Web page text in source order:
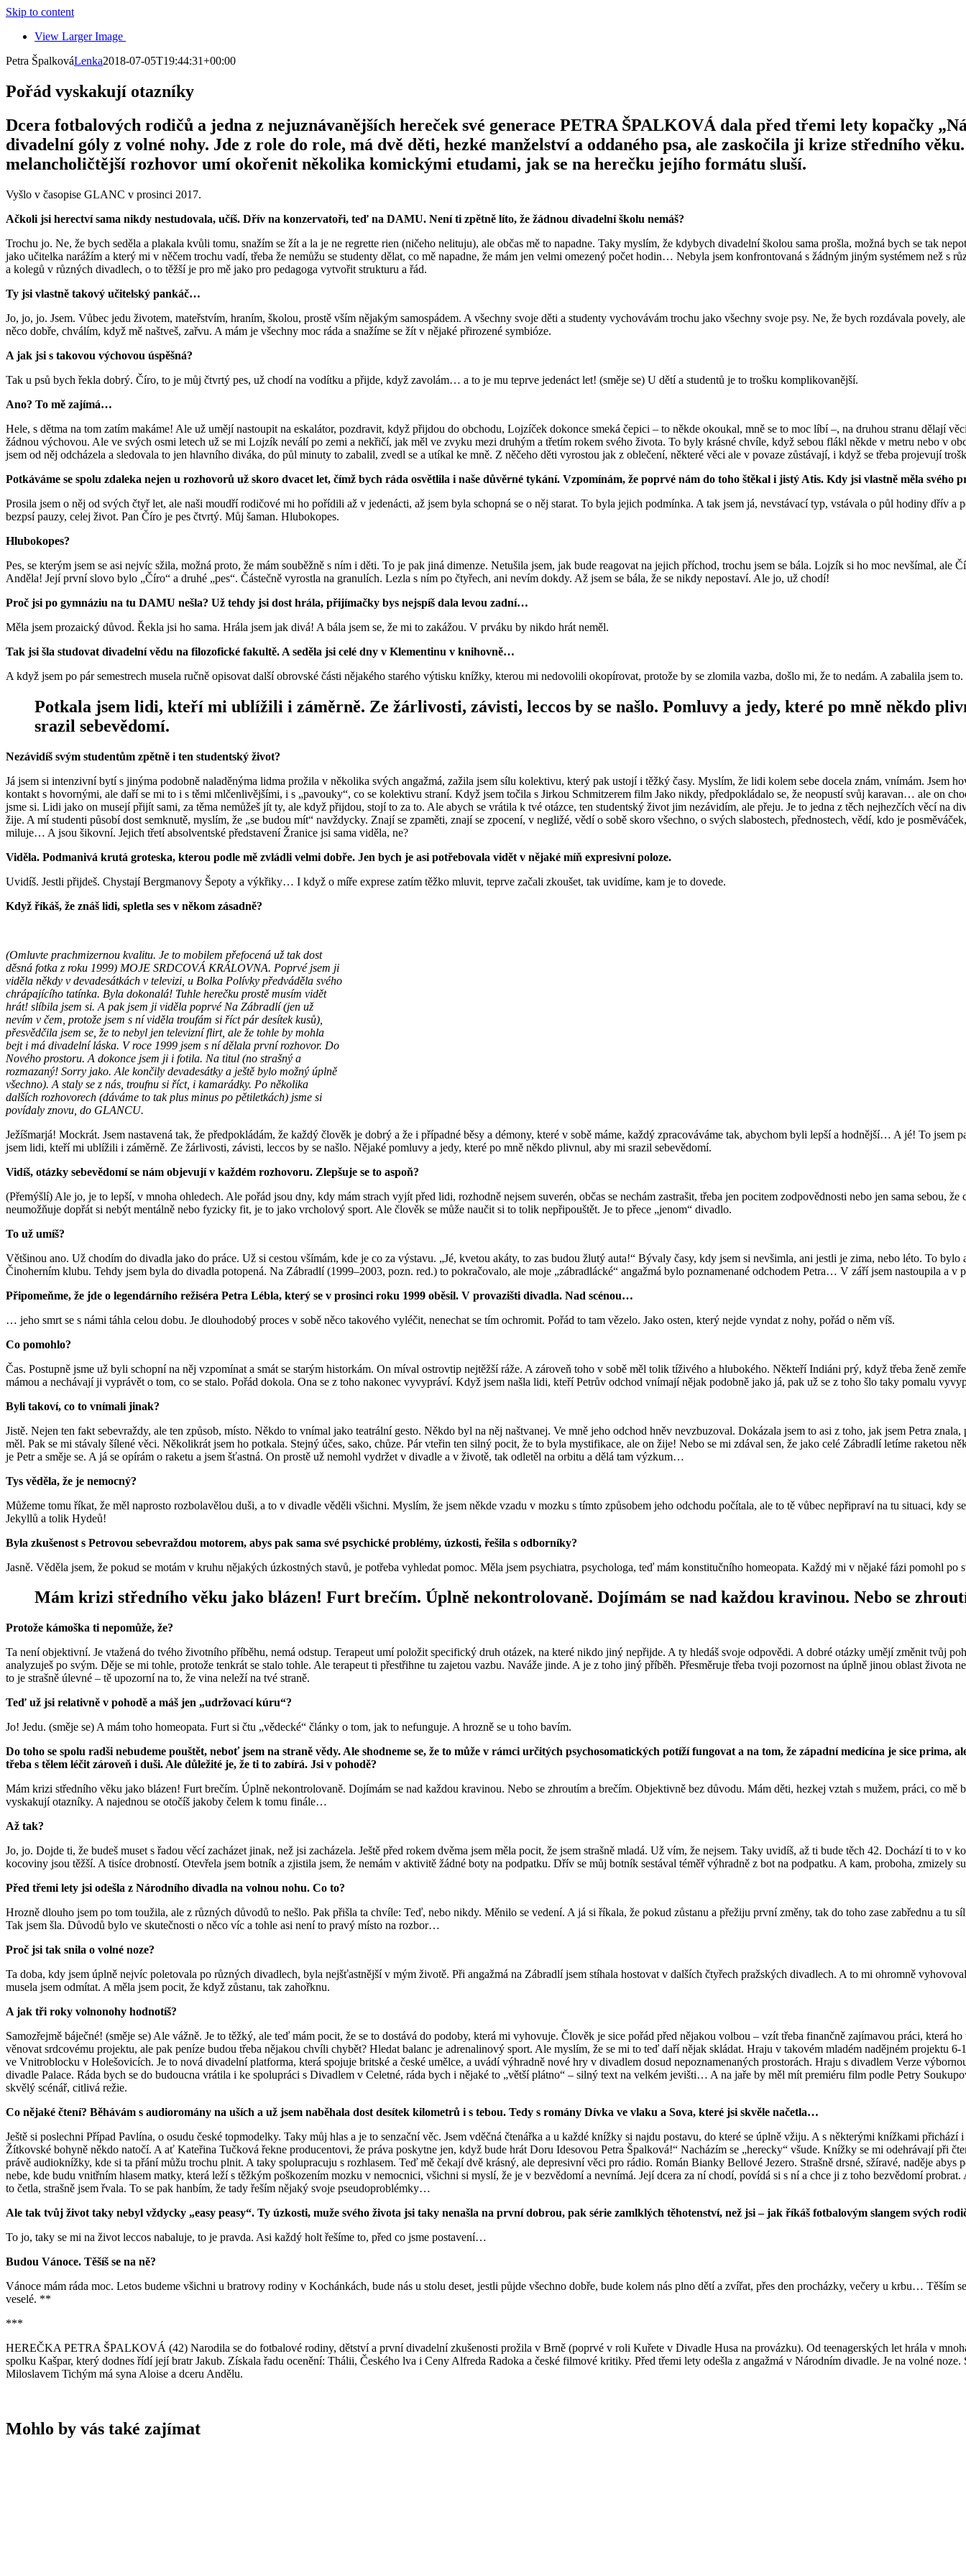
Skip to content
View Larger Image
Petra ŠpalkováLenka2018-07-05T19:44:31+00:00
Pořád vyskakují otazníky
Dcera fotbalových rodičů a jedna z nejuznávanějších hereček své generace PETRA ŠPALKOVÁ dala před třemi lety kopačky
divadelní góly z volné nohy. Jde z role do role, má dvě děti, hezké manželství a oddaného psa, ale zaskočila ji krize středního
melancholičtější rozhovor umí okořenit několika komickými etudami, jak se na herečku jejího formátu sluší.
Vyšlo v časopise GLANC v prosinci 2017.
Ačkoli jsi herectví sama nikdy nestudovala, učíš. Dřív na konzervatoři, teď na DAMU. Není ti zpětně líto, že žádnou divadelní školu nemáš?
Trochu jo. Ne, že bych seděla a plakala kvůli tomu, snažím se žít a la je ne regrette rien (ničeho nelituju), ale občas mě to napadne. Taky myslím, že kdybych divadelní školou sama prošla, možná bych se tak
jako učitelka narážím a který mi v něčem trochu vadí, třeba že nemůžu se studenty dělat, co mě napadne, že mám jen velmi omezený počet hodin… Nebyla jsem konfrontovaná s žádným jiným systémem než s
a kolegů v různých divadlech, o to těžší je pro mě jako pro pedagoga vytvořit strukturu a řád.
Ty jsi vlastně takový učitelský pankáč…
Jo, jo, jo. Jsem. Vůbec jedu životem, mateřstvím, hraním, školou, prostě vším nějakým samospádem. A všechny svoje děti a studenty vychovávám trochu jako všechny svoje psy. Ne, že bych rozdávala povely,
něco dobře, chválím, když mě naštveš, zařvu. A mám je všechny moc ráda a snažíme se žít v nějaké přirozené symbióze.
A jak jsi s takovou výchovou úspěšná?
Tak u psů bych řekla dobrý. Číro, to je můj čtvrtý pes, už chodí na vodítku a přijde, když zavolám… a to je mu teprve jedenáct let! (směje se) U dětí a studentů je to trošku komplikovanější.
Ano? To mě zajímá…
Hele, s dětma na tom zatím makáme! Ale už umějí nastoupit na eskalátor, pozdravit, když přijdou do obchodu, Lojzíček dokonce smeká čepici – to někde okoukal, mně se to moc líbí –, na druhou stranu dělají
žádnou výchovou. Ale ve svých osmi letech už se mi Lojzík neválí po zemi a nekřičí, jak měl ve zvyku mezi druhým a třetím rokem svého života. To byly krásné chvíle, když sebou flákl někde v metru nebo v
jsem od něj odcházela a sledovala to jen hlavního diváka, do půl minuty to zabalil, zvedl se a utíkal ke mně. Z něčeho děti vyrostou jak z oblečení, některé věci ale v povaze zůstávají, i když se třeba projevují
Potkáváme se spolu zdaleka nejen u rozhovorů už skoro dvacet let, čímž bych ráda osvětlila i naše důvěrné tykání. Vzpomínám, že poprvé nám do toho štěkal i jistý Atis. Kdy jsi vlastně měla svého
Prosila jsem o něj od svých čtyř let, ale naši moudří rodičové mi ho pořídili až v jedenácti, až jsem byla schopná se o něj starat. To byla jejich podmínka. A tak jsem já, nevstávací typ, vstávala o půl hodiny dřív a
bezpsí pauzy, celej život. Pan Číro je pes čtvrtý. Můj šaman. Hlubokopes.
Hlubokopes?
Pes, se kterým jsem se asi nejvíc sžila, možná proto, že mám souběžně s ním i děti. To je pak jiná dimenze. Netušila jsem, jak bude reagovat na jejich příchod, trochu jsem se bála. Lojzík si ho moc nevšímal, ale
Anděla! Její první slovo bylo „Číro“ a druhé „pes“. Částečně vyrostla na granulích. Lezla s ním po čtyřech, ani nevím dokdy. Až jsem se bála, že se nikdy nepostaví. Ale jo, už chodí!
Proč jsi po gymnáziu na tu DAMU nešla? Už tehdy jsi dost hrála, přijímačky bys nejspíš dala levou zadní…
Měla jsem prozaický důvod. Řekla jsi ho sama. Hrála jsem jak divá! A bála jsem se, že mi to zakážou. V prváku by nikdo hrát neměl.
Tak jsi šla studovat divadelní vědu na filozofické fakultě. A seděla jsi celé dny v Klementinu v knihovně…
A když jsem po pár semestrech musela ručně opisovat další obrovské části nějakého starého výtisku knížky, kterou mi nedovolili okopírovat, protože by se zlomila vazba, došlo mi, že to nedám. A zabalila jsem
Potkala jsem lidi, kteří mi ublížili i záměrně. Ze žárlivosti, závisti, leccos by se našlo. Pomluvy a jedy, které po mně někdo
srazil sebevědomí.
Nezávidíš svým studentům zpětně i ten studentský život?
Já jsem si intenzivní bytí s jinýma podobně naladěnýma lidma prožila v několika svých angažmá, zažila jsem sílu kolektivu, který pak ustojí i těžký časy. Myslím, že lidi kolem sebe docela znám, vnímám. Jsem
kontakt s hovornými, ale daří se mi to i s těmi mlčenlivějšími, i s „pavouky“, co se kolektivu straní. Když jsem točila s Jirkou Schmitzerem film Jako nikdy, předpokládalo se, že neopustí svůj karavan… ale on
jsme si. Lidi jako on musejí přijít sami, za těma nemůžeš jít ty, ale když přijdou, stojí to za to. Ale abych se vrátila k tvé otázce, ten studentský život jim nezávidím, ale přeju. Je to jedna z těch nejhezčích věcí na
žije. A mí studenti působí dost semknutě, myslím, že „se budou mít“ navždycky. Znají se zpaměti, znají se zpocení, v negližé, vědí o sobě skoro všechno, o svých slabostech, přednostech, vědí, kdo je
miluje… A jsou šikovní. Jejich třetí absolventské představení Žranice jsi sama viděla, ne?
Viděla. Podmanivá krutá groteska, kterou podle mě zvládli velmi dobře. Jen bych je asi potřebovala vidět v nějaké míň expresivní poloze.
Uvidíš. Jestli přijdeš. Chystají Bergmanovy Šepoty a výkřiky… I když o míře exprese zatím těžko mluvit, teprve začali zkoušet, tak uvidíme, kam je to dovede.
Když říkáš, že znáš lidi, spletla ses v někom zásadně?
(Omluvte prachmizernou kvalitu. Je to mobilem přefocená už tak dost
děsná fotka z roku 1999) MOJE SRDCOVÁ KRÁLOVNA. Poprvé jsem ji
viděla někdy v devadesátkách v televizi, u Bolka Polívky předváděla svého
chrápajícího tatínka. Byla dokonalá! Tuhle herečku prostě musím vidět
hrát! slíbila jsem si. A pak jsem ji viděla poprvé Na Zábradlí (jen už
nevím v čem, protože jsem s ní viděla troufám si říct pár desítek kusů),
přesvědčila jsem se, že to nebyl jen televizní flirt, ale že tohle by mohla
bejt i má divadelní láska. V roce 1999 jsem s ní dělala první rozhovor. Do
Nového prostoru. A dokonce jsem ji i fotila. Na titul (no strašný a
rozmazaný! Sorry jako. Ale končily devadesátky a ještě bylo možný úplně
všechno). A staly se z nás, troufnu si říct, i kamarádky. Po několika
dalších rozhovorech (dáváme to tak plus minus po pětiletkách) jsme si
povídaly znovu, do GLANCU.
Ježíšmarjá! Mockrát. Jsem nastavená tak, že předpokládám, že každý člověk je dobrý a že i případné běsy a démony, které v sobě máme, každý zpracováváme tak, abychom byli lepší a hodnější… A jé! To jsem
jsem lidi, kteří mi ublížili i záměrně. Ze žárlivosti, závisti, leccos by se našlo. Nějaké pomluvy a jedy, které po mně někdo plivnul, aby mi srazil sebevědomí.
Vidíš, otázky sebevědomí se nám objevují v každém rozhovoru. Zlepšuje se to aspoň?
(Přemýšlí) Ale jo, je to lepší, v mnoha ohledech. Ale pořád jsou dny, kdy mám strach vyjít před lidi, rozhodně nejsem suverén, občas se nechám zastrašit, třeba jen pocitem zodpovědnosti nebo jen sama sebou, že
neumožňuje dopřát si nebýt mentálně nebo fyzicky fit, je to jako vrcholový sport. Ale člověk se může naučit si to tolik nepřipouštět. Je to přece „jenom“ divadlo.
To už umíš?
Většinou ano. Už chodím do divadla jako do práce. Už si cestou všímám, kde je co za výstavu. „Jé, kvetou akáty, to zas budou žlutý auta!“ Bývaly časy, kdy jsem si nevšimla, ani jestli je zima, nebo léto. To bylo
Činoherním klubu. Tehdy jsem byla do divadla potopená. Na Zábradlí (1999–2003, pozn. red.) to pokračovalo, ale moje „zábradlácké“ angažmá bylo poznamenané odchodem Petra… V září jsem nastoupila a v
Připomeňme, že jde o legendárního režiséra Petra Lébla, který se v prosinci roku 1999 oběsil. V provazišti divadla. Nad scénou…
… jeho smrt se s námi táhla celou dobu. Je dlouhodobý proces v sobě něco takového vyléčit, nenechat se tím ochromit. Pořád to tam vězelo. Jako osten, který nejde vyndat z nohy, pořád o něm víš.
Co pomohlo?
Čas. Postupně jsme už byli schopní na něj vzpomínat a smát se starým historkám. On míval ostrovtip nejtěžší ráže. A zároveň toho v sobě měl tolik tíživého a hlubokého. Někteří Indiáni prý, když třeba ženě
mámou a nechávají ji vyprávět o tom, co se stalo. Pořád dokola. Ona se z toho nakonec vyvypráví. Když jsem našla lidi, kteří Petrův odchod vnímají nějak podobně jako já, pak už se z toho šlo taky pomalu
Byli takoví, co to vnímali jinak?
Jistě. Nejen ten fakt sebevraždy, ale ten způsob, místo. Někdo to vnímal jako teatrální gesto. Někdo byl na něj naštvanej. Ve mně jeho odchod hněv nevzbuzoval. Dokázala jsem to asi z toho, jak jsem Petra
měl. Pak se mi stávaly šílené věci. Několikrát jsem ho potkala. Stejný účes, sako, chůze. Pár vteřin ten silný pocit, že to byla mystifikace, ale on žije! Nebo se mi zdával sen, že jako celé Zábradlí letíme raketou
je Petr a směje se. A já se opírám o raketu a jsem šťastná. On prostě už nemohl vydržet v divadle a v životě, tak odletěl na orbitu a dělá tam výzkum…
Tys věděla, že je nemocný?
Můžeme tomu říkat, že měl naprosto rozbolavělou duši, a to v divadle věděli všichni. Myslím, že jsem někde vzadu v mozku s tímto způsobem jeho odchodu počítala, ale to tě vůbec nepřipraví na tu situaci, kdy
Jekyllů a tolik Hydeů!
Byla zkušenost s Petrovou sebevraždou motorem, abys pak sama své psychické problémy, úzkosti, řešila s odborníky?
Jasně. Věděla jsem, že pokud se motám v kruhu nějakých úzkostných stavů, je potřeba vyhledat pomoc. Měla jsem psychiatra, psychologa, teď mám konstitučního homeopata. Každý mi v nějaké fázi pomohl po
Mám krizi středního věku jako blázen! Furt brečím. Úplně nekontrolovaně. Dojímám se nad každou kravinou. Nebo se
Protože kámoška ti nepomůže, že?
Ta není objektivní. Je vtažená do tvého životního příběhu, nemá odstup. Terapeut umí položit specifický druh otázek, na které nikdo jiný nepřijde. A ty hledáš svoje odpovědi. A dobré otázky umějí změnit tvůj
analyzuješ po svým. Děje se mi tohle, protože tenkrát se stalo tohle. Ale terapeut ti přestřihne tu zajetou vazbu. Naváže jinde. A je z toho jiný příběh. Přesměruje třeba tvoji pozornost na úplně jinou oblast života
to je strašně úlevné – tě upozorní na to, že vina neleží na tvé straně.
Teď už jsi relativně v pohodě a máš jen „udržovací kúru“?
Jo! Jedu. (směje se) A mám toho homeopata. Furt si čtu „vědecké“ články o tom, jak to nefunguje. A hrozně se u toho bavím.
Do toho se spolu radši nebudeme pouštět, neboť jsem na straně vědy. Ale shodneme se, že to může v rámci určitých psychosomatických potíží fungovat a na tom, že západní medicína je sice prima,
třeba s tělem léčit zároveň i duši. Ale důležité je, že ti to zabírá. Jsi v pohodě?
Mám krizi středního věku jako blázen! Furt brečím. Úplně nekontrolovaně. Dojímám se nad každou kravinou. Nebo se zhroutím a brečím. Objektivně bez důvodu. Mám děti, hezkej vztah s mužem, práci, co mě
vyskakují otazníky. A najednou se otočíš jakoby čelem k tomu finále…
Až tak?
Jo, jo. Dojde ti, že budeš muset s řadou věcí zacházet jinak, než jsi zacházela. Ještě před rokem dvěma jsem měla pocit, že jsem strašně mladá. Už vím, že nejsem. Taky uvidíš, až ti bude těch 42. Dochází ti to v
kocoviny jsou těžší. A tisíce drobností. Otevřela jsem botník a zjistila jsem, že nemám v aktivitě žádné boty na podpatku. Dřív se můj botník sestával téměř výhradně z bot na podpatku. A kam, proboha, zmizely
Před třemi lety jsi odešla z Národního divadla na volnou nohu. Co to?
Hrozně dlouho jsem po tom toužila, ale z různých důvodů to nešlo. Pak přišla ta chvíle: Teď, nebo nikdy. Měnilo se vedení. A já si říkala, že pokud zůstanu a přežiju první změny, tak do toho zase zabřednu a tu
Tak jsem šla. Důvodů bylo ve skutečnosti o něco víc a tohle asi není to pravý místo na rozbor…
Proč jsi tak snila o volné noze?
Ta doba, kdy jsem úplně nejvíc poletovala po různých divadlech, byla nejšťastnější v mým životě. Při angažmá na Zábradlí jsem stíhala hostovat v dalších čtyřech pražských divadlech. A to mi ohromně
musela jsem odmítat. A měla jsem pocit, že když zůstanu, tak zahořknu.
A jak tři roky volnonohy hodnotíš?
Samozřejmě báječné! (směje se) Ale vážně. Je to těžký, ale teď mám pocit, že se to dostává do podoby, která mi vyhovuje. Člověk je sice pořád před nějakou volbou – vzít třeba finančně zajímavou práci, která
věnovat srdcovému projektu, ale pak peníze budou třeba nějakou chvíli chybět? Hledat balanc je adrenalinový sport. Ale myslím, že se mi to teď daří nějak skládat. Hraju v takovém mladém nadějném projektu 6-
ve Vnitroblocku v Holešovicích. Je to nová divadelní platforma, která spojuje britské a české umělce, a uvádí výhradně nové hry v divadlem dosud nepoznamenaných prostorách. Hraju s divadlem Verze
divadle Palace. Ráda bych se do budoucna vrátila i ke spolupráci s Divadlem v Celetné, ráda bych i nějaké to „větší plátno“ – silný text na velkém jevišti… A na jaře by měl mít premiéru film podle Petry
skvělý scénář, citlivá režie.
Co nějaké čtení? Běhávám s audioromány na uších a už jsem naběhala dost desítek kilometrů i s tebou. Tedy s romány Dívka ve vlaku a Sova, které jsi skvěle načetla…
Ještě si poslechni Případ Pavlína, o osudu české topmodelky. Taky můj hlas a je to senzační věc. Jsem vděčná čtenářka a u každé knížky si najdu postavu, do které se úplně vžiju. A s některými knížkami přichází
Žítkovské bohyně někdo natočí. A ať Kateřina Tučková řekne producentovi, že práva poskytne jen, když bude hrát Doru Idesovou Petra Špalková!“ Nacházím se „herecky“ všude. Knížky se mi odehrávají při
právě audioknížky, kde si ta přání můžu trochu plnit. A taky spolupracuju s rozhlasem. Teď mě čekají dvě krásný, ale depresivní věci pro rádio. Román Bianky Bellové Jezero. Strašně drsné, sžíravé, naděje abys
nebe, kde budu vnitřním hlasem matky, která leží s těžkým poškozením mozku v nemocnici, všichni si myslí, že je v bezvědomí a nevnímá. Její dcera za ní chodí, povídá si s ní a chce ji z toho bezvědomí
to četla, strašně jsem řvala. To se pak hanbím, že tady řeším nějaký svoje pseudoproblémky…
Ale tak tvůj život taky nebyl vždycky „easy peasy“. Ty úzkosti, muže svého života jsi taky nenašla na první dobrou, pak série zamlklých těhotenství, než jsi – jak říkáš fotbalovým slangem svých
To jo, taky se mi na život leccos nabaluje, to je pravda. Asi každý holt řešíme to, před co jsme postavení…
Budou Vánoce. Těšíš se na ně?
Vánoce mám ráda moc. Letos budeme všichni u bratrovy rodiny v Kochánkách, bude nás u stolu deset, jestli půjde všechno dobře, bude kolem nás plno dětí a zvířat, přes den procházky, večery u krbu… Těším
veselé. **
***
HEREČKA PETRA ŠPALKOVÁ (42) Narodila se do fotbalové rodiny, dětství a první divadelní zkušenosti prožila v Brně (poprvé v roli Kuřete v Divadle Husa na provázku). Od teenagerských let hrála v
spolku Kašpar, který dodnes řídí její bratr Jakub. Získala řadu ocenění: Thálii, Českého lva i Ceny Alfreda Radoka a české filmové kritiky. Před třemi lety odešla z angažmá v Národním divadle. Je na volné noze.
Miloslavem Tichým má syna Aloise a dceru Andělu.
Mohlo by vás také zajímat